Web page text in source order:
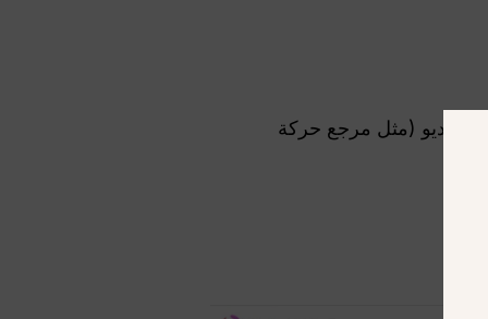
ما يصل إلى 9 صور (مثل أوراق الشخصيات وصور الخلفية) و3 مقاطع فيديو (مثل مرجع حركة